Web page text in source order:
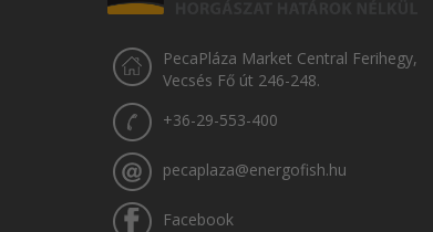
PecaPláza Market Central Ferihegy,
Vecsés Fő út 246-248.
+36-29-553-400
pecaplaza@energofish.hu
Facebook